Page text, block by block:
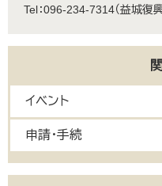
Tel：096-234-7314 益城復
イベント
申請・手続